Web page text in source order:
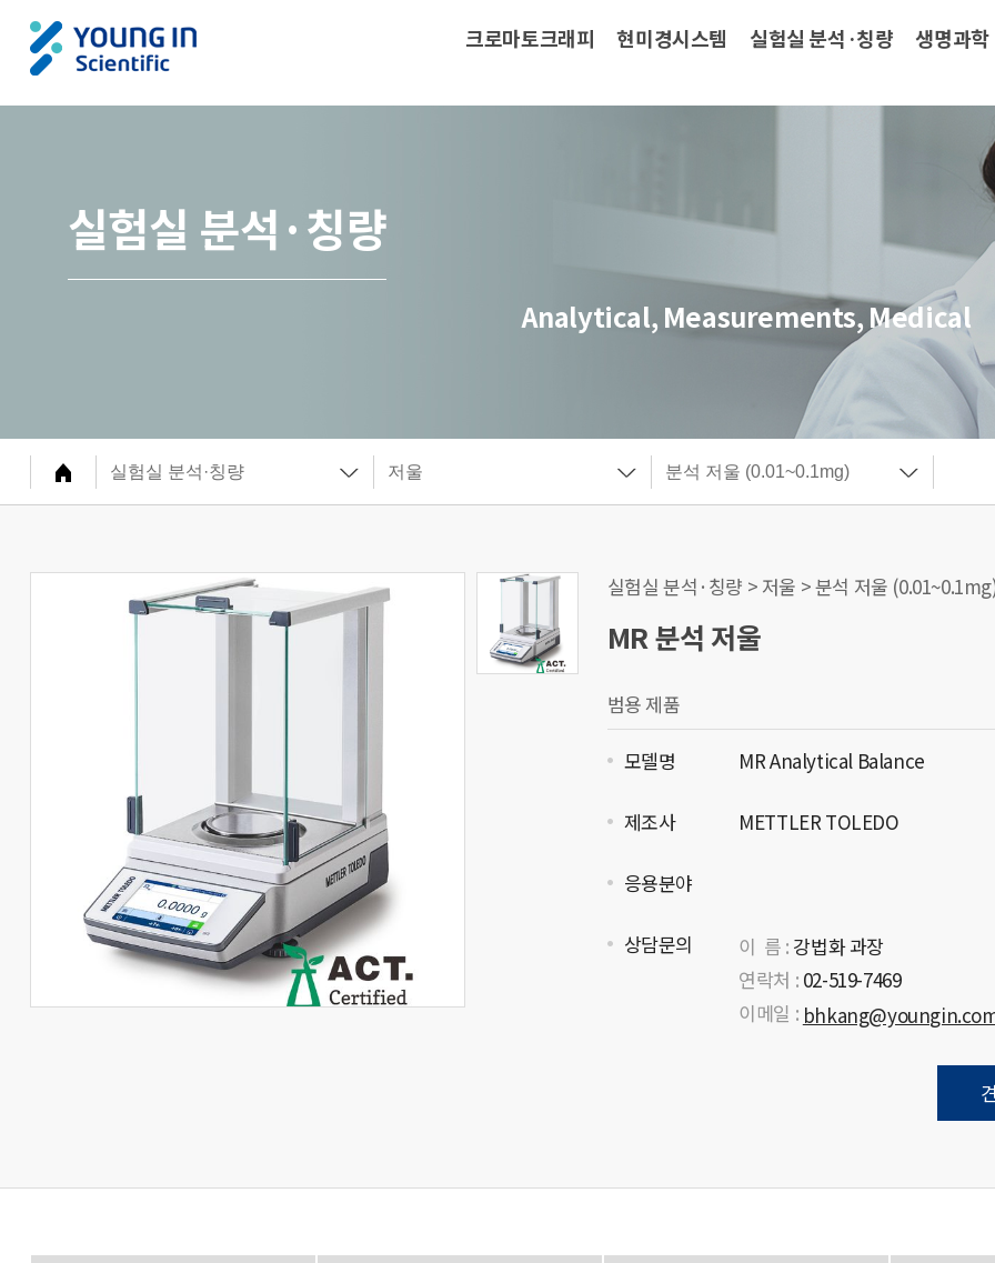
크로마토크래피 현미경시스템 실험실 분석·칭량 생명과학
실험실 분석·칭량
Analytical, Measurements, Medical
실험실 분석·칭량 > 저울 > 분석 저울
MR 분석 저울
범용 제품
모델명 MR Analytical Balance
제조사 METTLER TOLEDO
응용분야
상담문의 이 름 : 강법화 과장
연락처 : 02-519-7469
이메일 :